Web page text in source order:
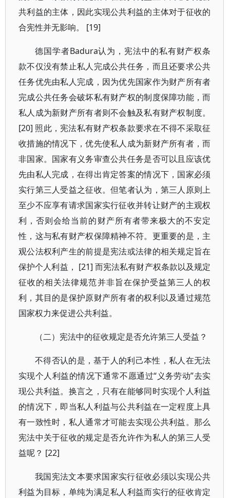
共利益的主体，因此实现公共利益的主体对于征收的
合宪性并无影响。 [19]
德国学者Badura认为，宪法中的私有财产权条
款不仅没有禁止私人完成公共任务，而且还要求公共
任务优先由私人完成，因为优先国家作为财产所有者
完成公共任务会破坏私有财产权的制度保障功能，而
私人成为新财产所有者则不会触及私有财产权制度。
[20] 照此，宪法私有财产权条款要求在不得不采取征
收措施的情况下，优先使私人成为新财产所有者，而
非国家。国家有义务审查公共任务是否可以且应该优
先由私人完成，在得出肯定答案的情况下，国家必须
实行第三人受益之征收。但笔者认为，第三人原则上
至少不应享有请求国家实行征收并转让财产的主观权
利，否则会给当前的财产所有者带来极大的不安定
性，这与私有财产权保障精神不符。更重要的是，主
观公法权利产生的前提是宪法或法律的相关规定旨在
保护个人利益， [21] 而宪法私有财产权条款以及规定
征收的相关法律规范并非旨在保护受益第三人的权
利，其目的是保护原财产所有者的权利以及通过规范
国家权力来促进公共利益。
（二）宪法中的征收规定是否允许第三人受益？
不得否认的是，基于人的利己本性，私人在无法
实现个人利益的情况下通常不愿通过“义务劳动”去实
现公共利益。换言之，只有在能够同时实现个人利益
的情况下，即当私人利益与公共利益在一定程度上具
有一致性时，私人通常才可能去实现公共利益。那么
宪法中关于征收的规定是否允许作为私人的第三人受
益呢？ [22]
我国宪法文本要求国家实行征收必须以实现公共
利益为目标，单纯为满足私人利益而实行的征收肯定